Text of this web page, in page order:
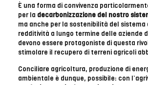
È una forma di convivenza
per la decarbonizzazione del nostro
ma anche per la sostenibilità del sistema
redditività a lungo termine delle aziende
devono essere protagoniste di questa
stimolare il recupero di terreni agricoli
Conciliare agricoltura, produzione di
ambientale è dunque, possibile: con